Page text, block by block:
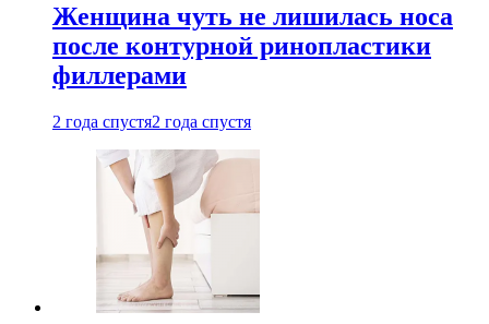
Женщина чуть не лишилась носа
после контурной ринопластики
филлерами
2 года спустя2 года спустя